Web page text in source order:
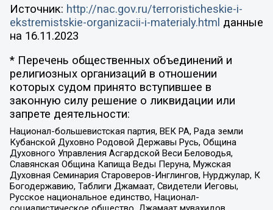
Источник: http://nac.gov.ru/terroristicheskie-i-
ekstremistskie-organizacii-i-materialy.html данные
на 16.11.2023
* Перечень общественных объединений и
религиозных организаций в отношении
которых судом принято вступившее в
законную силу решение о ликвидации или
запрете деятельности:
Национал-большевистская партия, ВЕК РА, Рада земли
Кубанской Духовно Родовой Державы Русь, Община
Духовного Управления Асгардской Веси Беловодья,
Славянская Община Капища Веды Перуна, Мужская
Духовная Семинария Староверов-Инглингов, Нурджулар, К
Богодержавию, Таблиги Джамаат, Свидетели Иеговы,
Русское национальное единство, Национал-